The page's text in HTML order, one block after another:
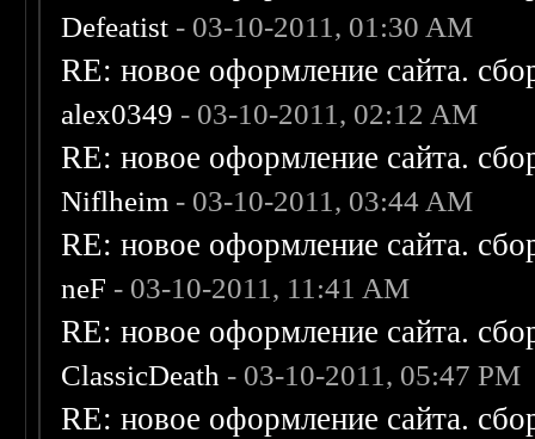
Defeatist - 03-10-2011, 01:30 AM
RE: новое оформление сайта.
alex0349 - 03-10-2011, 02:12 AM
RE: новое оформление сайта.
Niflheim - 03-10-2011, 03:44 AM
RE: новое оформление сайта.
neF - 03-10-2011, 11:41 AM
RE: новое оформление сайта.
ClassicDeath - 03-10-2011, 05:47 PM
RE: новое оформление сайта.